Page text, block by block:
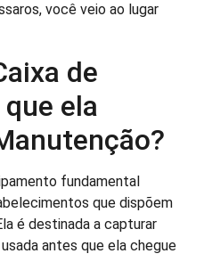
você veio ao lugar
de
ela
fundamental
que dispõem
é destinada a capturar
antes que ela chegue